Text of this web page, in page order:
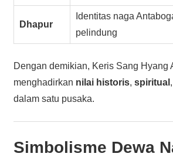
Dhapur
Identitas naga
pelindung
Dengan demikian, Keris Sang Hyang
menghadirkan nilai historis, spiritual
dalam satu pusaka.
Simbolisme Dewa